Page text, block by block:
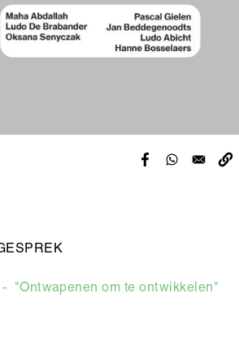
- "Ontwapenen om te ontwikkelen"